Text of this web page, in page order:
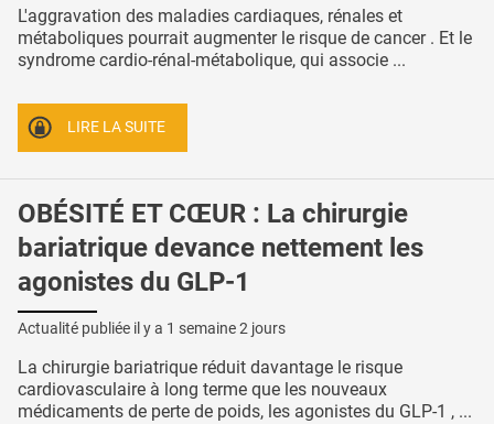
L'aggravation des maladies cardiaques, rénales et
métaboliques pourrait augmenter le risque de cancer . Et le
syndrome cardio-rénal-métabolique, qui associe ...
LIRE LA SUITE
OBÉSITÉ ET CŒUR : La chirurgie
bariatrique devance nettement les
agonistes du GLP-1
Actualité publiée il y a 1 semaine 2 jours
La chirurgie bariatrique réduit davantage le risque
cardiovasculaire à long terme que les nouveaux
médicaments de perte de poids, les agonistes du GLP-1 , ...